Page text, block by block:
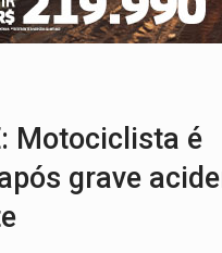
INVESTIGAÇÃO:Dentista de PVH é
Motociclista é
grave